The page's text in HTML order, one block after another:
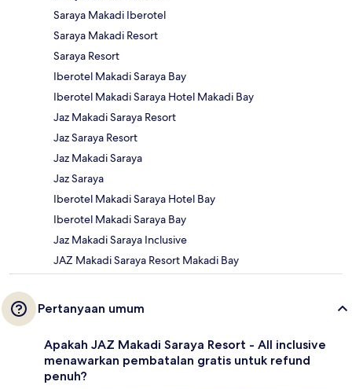
Saraya Makadi Iberotel
Saraya Makadi Resort
Saraya Resort
Iberotel Makadi Saraya Bay
Iberotel Makadi Saraya Hotel Makadi Bay
Jaz Makadi Saraya Resort
Jaz Saraya Resort
Jaz Makadi Saraya
Jaz Saraya
Iberotel Makadi Saraya Hotel Bay
Iberotel Makadi Saraya Bay
Jaz Makadi Saraya Inclusive
JAZ Makadi Saraya Resort Makadi Bay
Pertanyaan umum
Apakah JAZ Makadi Saraya Resort - All inclusive
menawarkan pembatalan gratis untuk refund
penuh?